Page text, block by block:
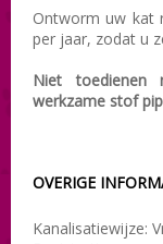
Ontworm uw kat
per jaar, zodat u
Niet toedienen
werkzame stof
OVERIGE
Kanalisatiewijze: